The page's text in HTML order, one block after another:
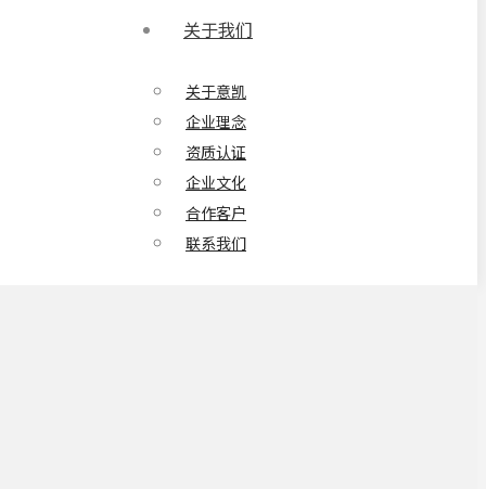
关于我们
关于意凯
企业理念
资质认证
企业文化
合作客户
联系我们